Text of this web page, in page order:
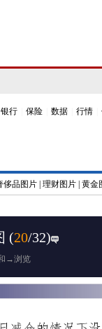
银行 保险 数据 行情
侈品图片 理财图片 黄金
(20/32)
→浏览